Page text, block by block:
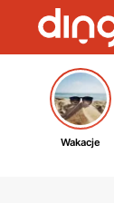
Wakacje